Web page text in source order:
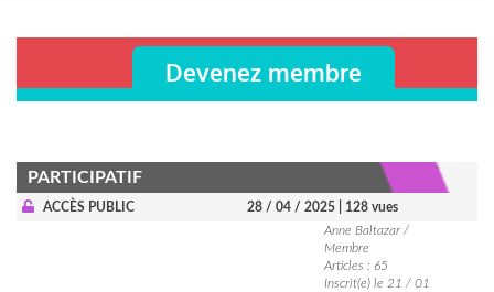
Devenez membre
PARTICIPATIF
ACCÈS PUBLIC 28 / 04 / 2025
| 128 vues
Anne Baltazar /
Membre
Articles : 65
Inscrit(e) le 21 / 01